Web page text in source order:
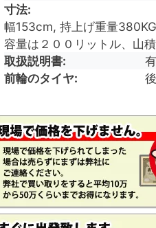
寸法
幅153cm, 持上げ重量
容量は２００リットル、山
取扱説明書
有
前輪のタイヤ